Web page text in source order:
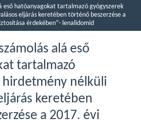
eső hatóanyagokat tartalmazó gyógyszerek
eljárás keretében történő beszerzése a
érdekében”- lenalidomid
alá eső
tartalmazó
hirdetmény nélküli
keretében
a 2017. évi